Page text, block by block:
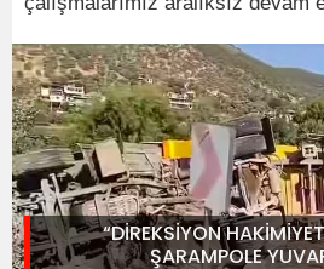
“DİREKSİYON
ŞARAMPOLE